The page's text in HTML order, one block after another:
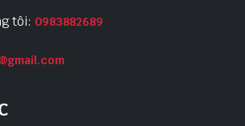
tôi: 0983882689